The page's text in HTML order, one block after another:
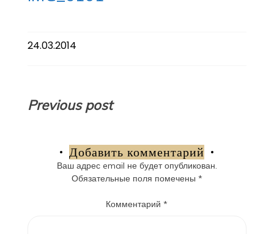
24.03.2014
Навигация
записям
Previous post
Добавить комментарий
Ваш адрес email не будет опубликован.
Обязательные поля помечены *
Комментарий*